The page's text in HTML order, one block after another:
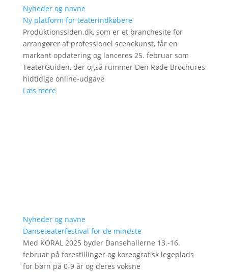
Nyheder og navne
Ny platform for teaterindkøbere
Produktionssiden.dk, som er et branchesite for
arrangører af professionel scenekunst, får en
markant opdatering og lanceres 25. februar som
TeaterGuiden, der også rummer Den Røde Brochures
hidtidige online-udgave
Læs mere
Nyheder og navne
Danseteaterfestival for de mindste
Med KORAL 2025 byder Dansehallerne 13.-16.
februar på forestillinger og koreografisk legeplads
for børn på 0-9 år og deres voksne